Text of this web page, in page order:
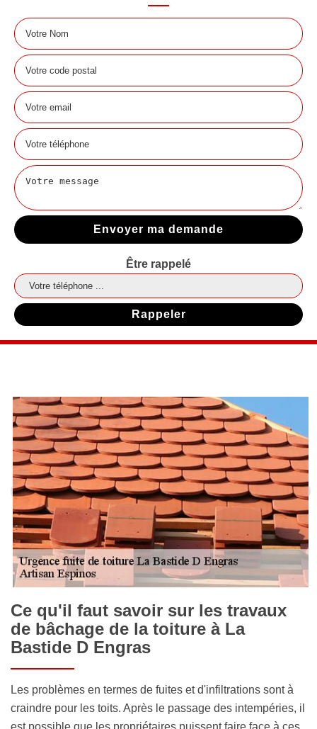
Être rappelé
Ce qu'il faut savoir sur les travaux
de bâchage de la toiture à La
Bastide D Engras
Les problèmes en termes de fuites et d'infiltrations sont à
craindre pour les toits. Après le passage des intempéries, il